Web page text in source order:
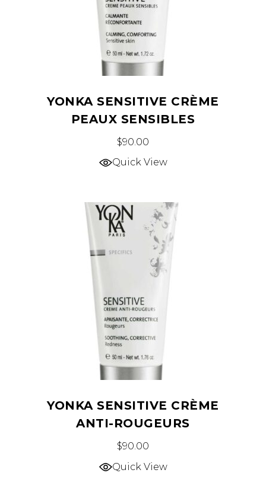
YONKA SENSITIVE CRÈME
PEAUX SENSIBLES
$90.00
Quick View
YONKA SENSITIVE CRÈME
ANTI-ROUGEURS
$90.00
Quick View